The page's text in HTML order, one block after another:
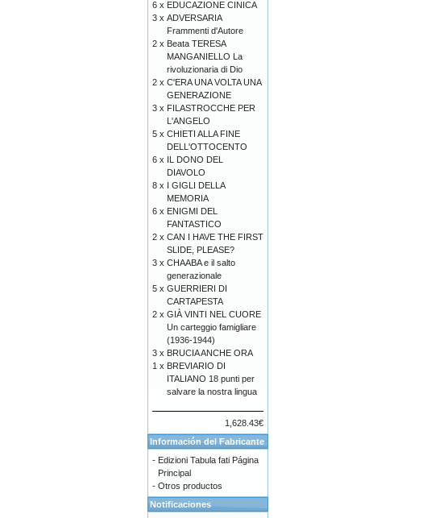
6 x EDUCAZIONE CINICA
3 x ADVERSARIA
Frammenti d'Autore
2 x Beata TERESA
MANGANIELLO La
rivoluzionaria di Dio
2 x C'ERA UNA VOLTA UNA
GENERAZIONE
3 x FILASTROCCHE PER
L'ANGELO
5 x CHIETI ALLA FINE
DELL'OTTOCENTO
6 x IL DONO DEL
DIAVOLO
8 x I GIGLI DELLA
MEMORIA
6 x ENIGMI DEL
FANTASTICO
2 x CAN I HAVE THE FIRST
SLIDE, PLEASE?
3 x CHAABA e il salto
generazionale
5 x GUERRIERI DI
CARTAPESTA
2 x GIÀ VINTI NEL CUORE
Un carteggio famigliare
(1936-1944)
3 x BRUCIA ANCHE ORA
1 x BREVIARIO DI
ITALIANO 18 punti per
salvare la nostra lingua
1,628.43€
Información del Fabricante
- Edizioni Tabula fati Página
Principal
- Otros productos
Notificaciones